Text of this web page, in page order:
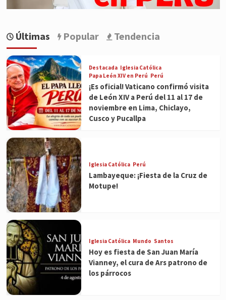
Últimas Popular Tendencia
Destacada Iglesia Católica
Papa León XIV en Perú Perú
¡Es oficial! Vaticano confirmó visita
de León XIV a Perú del 11 al 17 de
noviembre en Lima, Chiclayo,
Cusco y Pucallpa
Iglesia Católica Perú
Lambayeque: ¡Fiesta de la Cruz de
Motupe!
Iglesia Católica Mundo Santos
Hoy es fiesta de San Juan María
Vianney, el cura de Ars patrono de
los párrocos